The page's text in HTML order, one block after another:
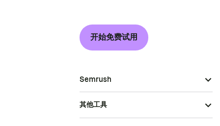
开始免费试用
Semrush
其他工具